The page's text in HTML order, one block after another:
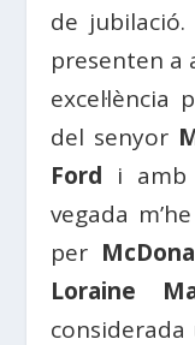
de
presenten a
excel·lència
del senyor
Ford i amb
vegada
per
Loraine
considerada